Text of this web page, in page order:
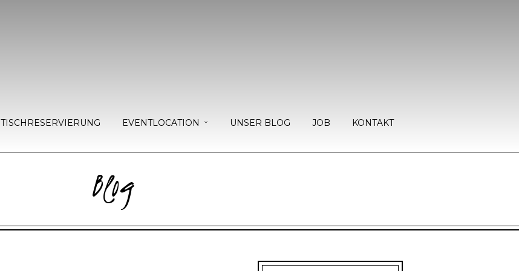
TISCHRESERVIERUNG EVENTLOCATION UNSER BLOG JOB KONTAKT
Blog